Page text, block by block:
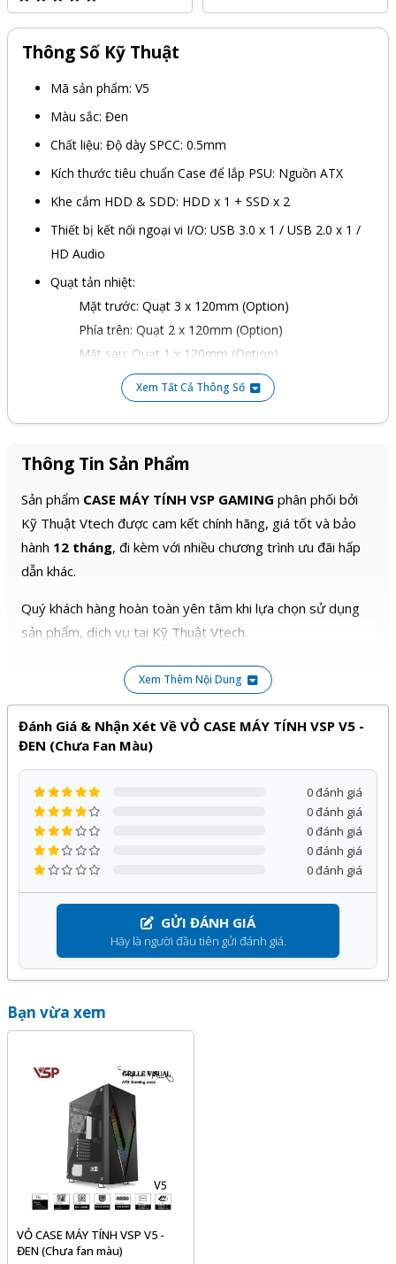
Thông Tin Sản Phẩm
Sản phẩm CASE MÁY TÍNH VSP GAMING phân phối bởi
Kỹ Thuật Vtech được cam kết chính hãng, giá tốt và bảo
hành 12 tháng, đi kèm với nhiều chương trình ưu đãi hấp
dẫn khác.
Quý khách hàng hoàn toàn yên tâm khi lựa chọn sử dụng
sản phẩm, dịch vụ tại Kỹ Thuật Vtech.
Xem Thêm Nội Dung
Đánh Giá & Nhận Xét Về VỎ CASE MÁY TÍNH VSP V5 -
ĐEN (Chưa Fan Màu)
GỬI ĐÁNH GIÁ
Hãy là người đầu tiên gửi đánh giá.
0 đánh giá
0 đánh giá
0 đánh giá
0 đánh giá
0 đánh giá
Bạn vừa xem
VỎ CASE MÁY TÍNH VSP V5 -
ĐEN (Chưa fan màu)
Thông Số Kỹ Thuật
Mã sản phẩm: V5
Màu sắc: Đen
Chất liệu: Độ dày SPCC: 0.5mm
Kích thước tiêu chuẩn Case để lắp PSU: Nguồn ATX
Khe cắm HDD & SDD: HDD x 1 + SSD x 2
Thiết bị kết nối ngoại vi I/O: USB 3.0 x 1 / USB 2.0 x 1 /
HD Audio
Quạt tản nhiệt:
Mặt trước: Quạt 3 x 120mm (Option)
Phía trên: Quạt 2 x 120mm (Option)
Mặt sau: Quạt 1 x 120mm (Option)
Phía dưới: Quạt 2 x 120mm (Option)
Chiều cao tản nhiệt CPU tối đa: 165mm
Xem Tất Cả Thông Số